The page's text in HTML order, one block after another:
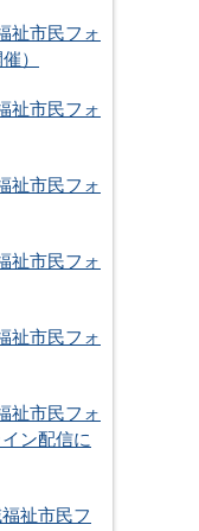
祉市民フォ
）
祉市民フォ
祉市民フォ
祉市民フォ
祉市民フォ
祉市民フォ
ン配信に
祉市民フ